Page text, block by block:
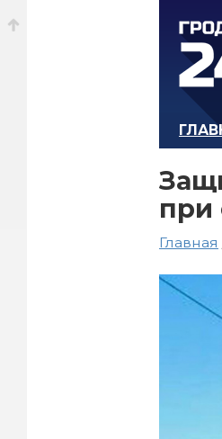
при
Главная